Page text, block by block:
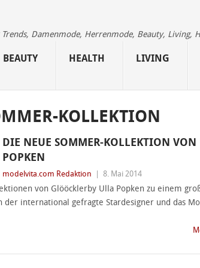
Damenmode, Herrenmode, Beauty, Living,
BEAUTY HEALTH LIVING
KOLLEKTION
DIE NEUE SOMMER-KOLLEKTION VON
POPKEN
modelvita.com Redaktion 8. Mai 2014
von Glööcklerby Ulla Popken zu einem
international gefragte Stardesigner und das